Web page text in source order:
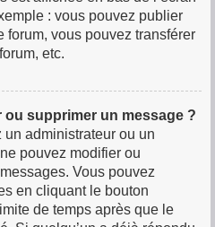
: vous pouvez publier
forum, vous pouvez transférer
etc.
supprimer un message ?
administrateur ou un
pouvez modifier ou
Vous pouvez
en cliquant le bouton
de temps après que le